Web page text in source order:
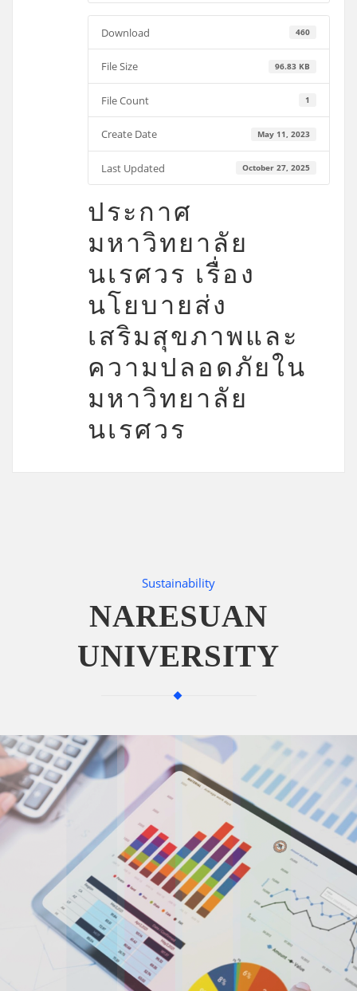
Download 460
File Size 96.83 KB
File Count 1
Create Date May 11, 2023
Last Updated October 27, 2025
ประกาศ
มหาวิทยาลัย
นเรศวร เรื่อง
นโยบายส่ง
เสริมสุขภาพและ
ความปลอดภัยใน
มหาวิทยาลัย
นเรศวร
Sustainability
NARESUAN
UNIVERSITY